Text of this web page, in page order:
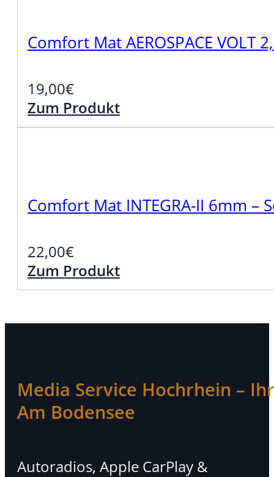
Comfort Mat AEROSPACE VOLT
19,00€
Zum Produkt
Comfort Mat INTEGRA-II 6mm –
22,00€
Zum Produkt
Media Service Hochrhein –
Am Bodensee
Autoradios, Apple CarPlay &